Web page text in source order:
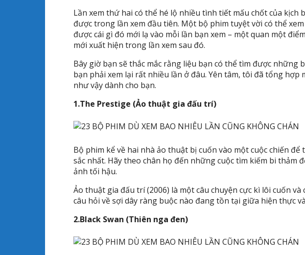
Lần xem thứ hai có thể hé lộ nhiều tình tiết mấu chốt của kịch
được trong lần xem đầu tiên. Một bộ phim tuyệt vời có thể
được cái gì đó mới lạ vào mỗi lần bạn xem – một quan một
mới xuất hiện trong lần xem sau đó.
Bây giờ bạn sẽ thắc mắc rằng liệu bạn có thể tìm được những
bạn phải xem lại rất nhiều lần ở đâu. Yên tâm, tôi đã tổng hợp
như vậy dành cho bạn.
1.The Prestige (Ảo thuật gia đấu trí)
Bộ phim kể về hai nhà ảo thuật bị cuốn vào một cuộc chiến
sắc nhất. Hãy theo chân họ đến những cuộc tìm kiếm bi thảm
ảnh tối hậu.
Ảo thuật gia đấu trí (2006) là một câu chuyện cực kì lôi cuốn
câu hỏi về sợi dây ràng buộc nào đang tồn tại giữa hiện thực
2.Black Swan (Thiên nga đen)